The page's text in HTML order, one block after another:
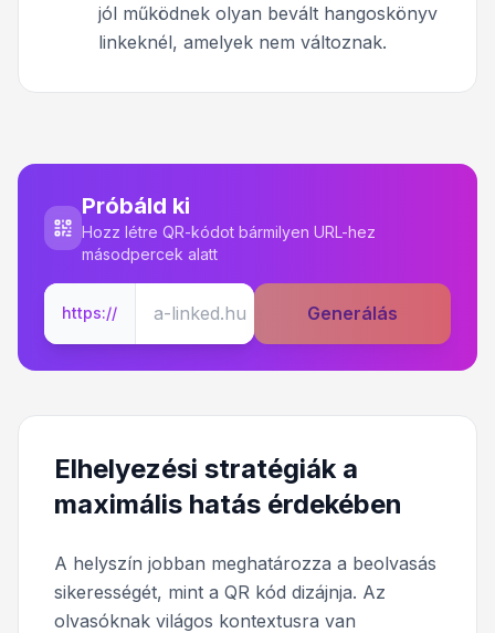
jól működnek olyan bevált hangoskönyv
linkeknél, amelyek nem változnak.
Próbáld ki
Hozz létre QR-kódot bármilyen URL-hez
másodpercek alatt
https:// Generálás
Elhelyezési stratégiák a
maximális hatás érdekében
A helyszín jobban meghatározza a beolvasás
sikerességét, mint a QR kód dizájnja. Az
olvasóknak világos kontextusra van